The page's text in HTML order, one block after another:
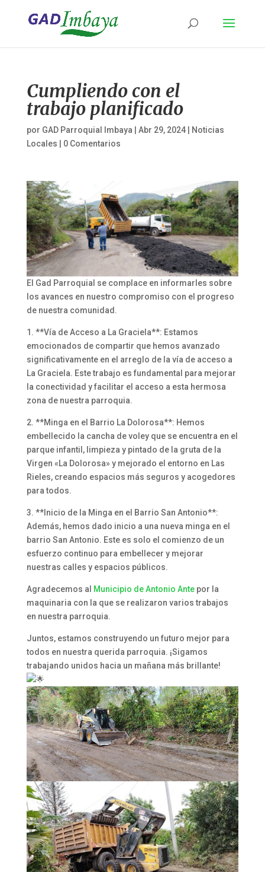
Cumpliendo con el
trabajo planificado
por GAD Parroquial Imbaya Abr 29, 2024|
Noticias
Locales
0 Comentarios
El Gad Parroquial se complace en informarles sobre
los avances en nuestro compromiso con el progreso
de nuestra comunidad.
1. **Vía de Acceso a La Graciela**: Estamos
emocionados de compartir que hemos avanzado
significativamente en el arreglo de la vía de acceso a
La Graciela. Este trabajo es fundamental para mejorar
la conectividad y facilitar el acceso a esta hermosa
zona de nuestra parroquia.
2. **Minga en el Barrio La Dolorosa**: Hemos
embellecido la cancha de voley que se encuentra en el
parque infantil, limpieza y pintado de la gruta de la
Virgen «La Dolorosa» y mejorado el entorno en Las
Rieles, creando espacios más seguros y acogedores
para todos.
3. **Inicio de la Minga en el Barrio San Antonio**:
Además, hemos dado inicio a una nueva minga en el
barrio San Antonio. Este es solo el comienzo de un
esfuerzo continuo para embellecer y mejorar
nuestras calles y espacios públicos.
Agradecemos al Municipio de Antonio Antepor la
maquinaria con la que se realizaron varios trabajos
en nuestra parroquia.
Juntos, estamos construyendo un futuro mejor para
todos en nuestra querida parroquia. ¡Sigamos
trabajando unidos hacia un mañana más brillante!